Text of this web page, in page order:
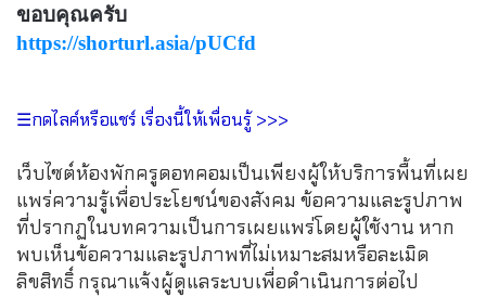
ขอบคุณครับ
https://shorturl.asia/pUCfd
☰กดไลค์หรือแชร์ เรื่องนี้ให้เพื่อนรู้ >>>
เว็บไซต์ห้องพักครูดอทคอมเป็นเพียงผู้ให้บริการพื้นที่เผย
แพร่ความรู้เพื่อประโยชน์ของสังคม ข้อความและรูปภาพ
ที่ปรากฏในบทความเป็นการเผยแพร่โดยผู้ใช้งาน หาก
พบเห็นข้อความและรูปภาพที่ไม่เหมาะสมหรือละเมิด
ลิขสิทธิ์ กรุณาแจ้งผู้ดูแลระบบเพื่อดำเนินการต่อไป